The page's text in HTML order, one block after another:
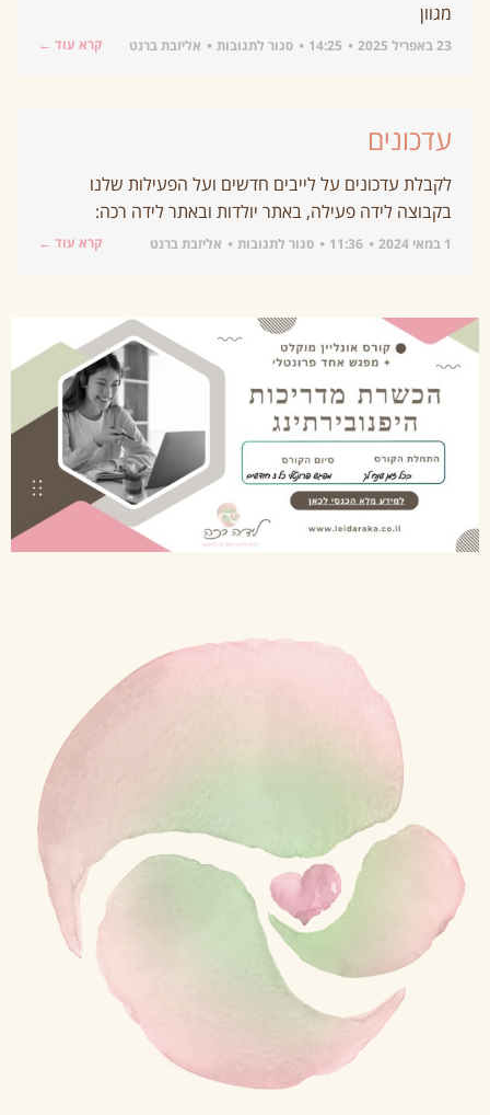
מגוון
23 באפריל 2025 14:25 סגור לתגובות אליזבת ברנט קרא עוד ←
עדכונים
לקבלת עדכונים על לייבים חדשים ועל הפעילות שלנו
בקבוצה לידה פעילה, באתר יולדות ובאתר לידה רכה:
1 במאי 2024 11:36 סגור לתגובות אליזבת ברנט קרא עוד ←